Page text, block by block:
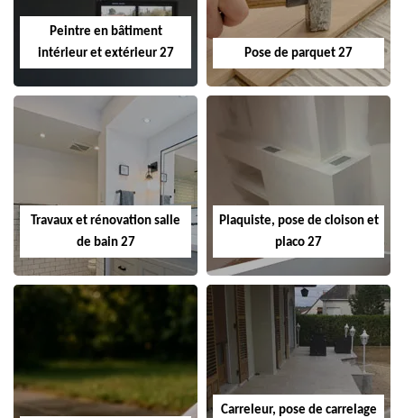
Peintre en bâtiment
intérieur et extérieur 27
Pose de parquet 27
Travaux et rénovation salle
de bain 27
Plaquiste, pose de cloison et
placo 27
Carreleur, pose de carrelage